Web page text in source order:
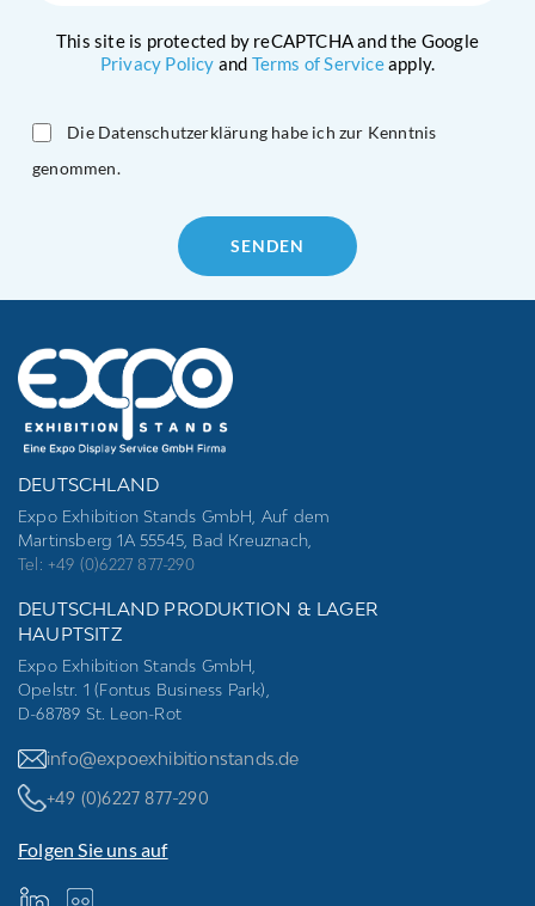
This site is protected by reCAPTCHA and the Google
Privacy Policy and Terms of Serviceapply.
Die Datenschutzerklärung habe ich zur Kenntnis
genommen.
empty.
DEUTSCHLAND
Expo Exhibition Stands GmbH, Auf dem
Martinsberg 1A 55545, Bad Kreuznach,
Tel: +49 (0)6227 877-290
DEUTSCHLAND PRODUKTION & LAGER
HAUPTSITZ
Expo Exhibition Stands GmbH,
Opelstr. 1 (Fontus Business Park),
D-68789 St. Leon-Rot
info@expoexhibitionstands.de
+49 (0)6227 877-290
Folgen Sie uns auf